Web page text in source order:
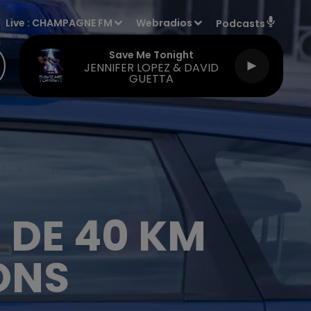
Live : CHAMPAGNE FM Webradios Podcasts
Save Me Tonight
JENNIFER LOPEZ & DAVID
GUETTA
DE 40 KM